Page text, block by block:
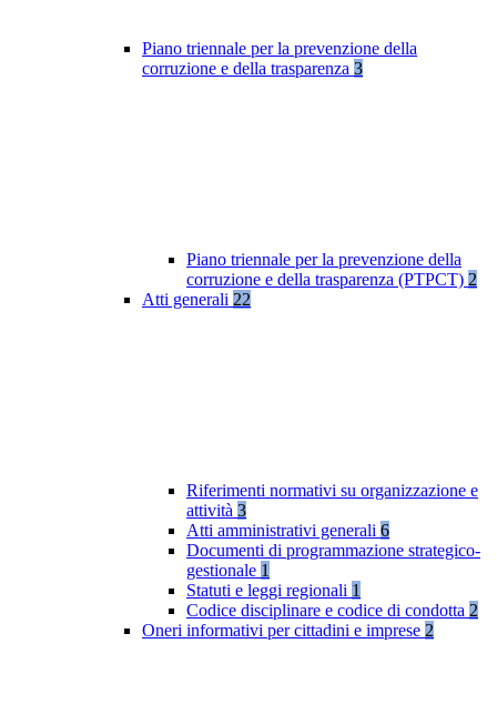
Piano triennale per la prevenzione della
corruzione e della trasparenza 3
Piano triennale per la prevenzione della
corruzione e della trasparenza (PTPCT) 2
Atti generali 22
Riferimenti normativi su organizzazione e
attività 3
Atti amministrativi generali 6
Documenti di programmazione strategico-
gestionale 1
Statuti e leggi regionali 1
Codice disciplinare e codice di condotta 2
Oneri informativi per cittadini e imprese 2